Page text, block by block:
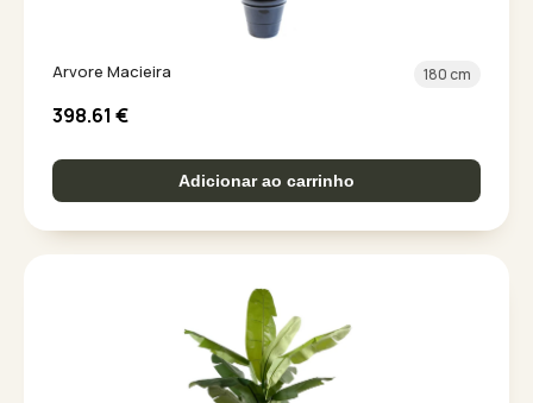
Arvore Macieira 180 cm
398.61 €
Adicionar ao carrinho